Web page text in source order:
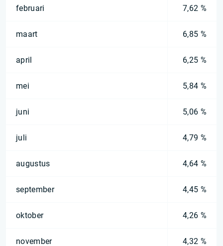
februari 7,62 %
maart 6,85 %
april 6,25 %
mei 5,84 %
juni 5,06 %
juli 4,79 %
augustus 4,64 %
september 4,45 %
oktober 4,26 %
november 4,32 %